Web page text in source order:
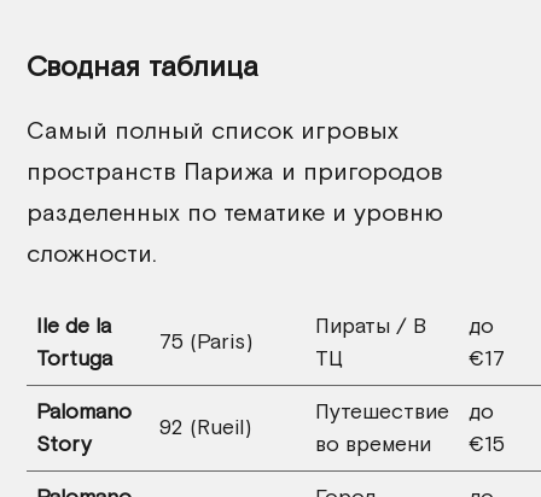
Сводная таблица
Самый полный список игровых
пространств Парижа и пригородов
разделенных по тематике и уровню
сложности.
Ile de la
Tortuga
75 (Paris)
Пираты / В
ТЦ
до
€17
Palomano
Story
92 (Rueil)
Путешествие
во времени
до
€15